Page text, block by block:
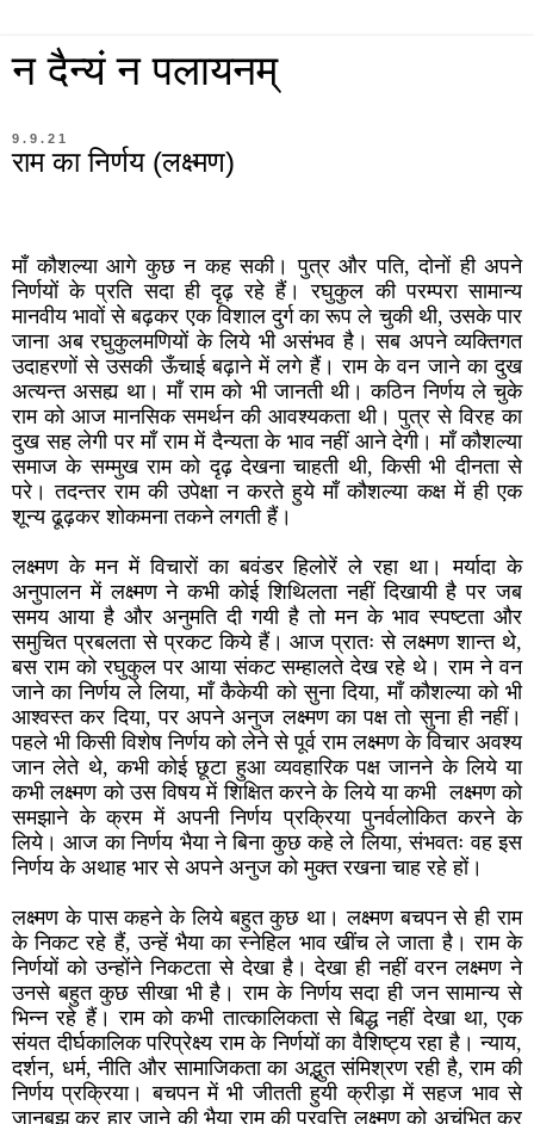
न दैन्यं न पलायनम्
9.9.21
राम का निर्णय (लक्ष्मण)
माँ कौशल्या आगे कुछ न कह सकी। पुत्र और पति, दोनों ही अपने
निर्णयों के प्रति सदा ही दृढ़ रहे हैं। रघुकुल की परम्परा सामान्य
मानवीय भावों से बढ़कर एक विशाल दुर्ग का रूप ले चुकी थी, उसके पार
जाना अब रघुकुलमणियों के लिये भी असंभव है। सब अपने व्यक्तिगत
उदाहरणों से उसकी ऊँचाई बढ़ाने में लगे हैं। राम के वन जाने का दुख
अत्यन्त असह्य था। माँ राम को भी जानती थी। कठिन निर्णय ले चुके
राम को आज मानसिक समर्थन की आवश्यकता थी। पुत्र से विरह का
दुख सह लेगी पर माँ राम में दैन्यता के भाव नहीं आने देगी। माँ कौशल्या
समाज के सम्मुख राम को दृढ़ देखना चाहती थी, किसी भी दीनता से
परे। तदन्तर राम की उपेक्षा न करते हुये माँ कौशल्या कक्ष में ही एक
शून्य ढूढ़कर शोकमना तकने लगती हैं।
लक्ष्मण के मन में विचारों का बवंडर हिलोरें ले रहा था। मर्यादा के
अनुपालन में लक्ष्मण ने कभी कोई शिथिलता नहीं दिखायी है पर जब
समय आया है और अनुमति दी गयी है तो मन के भाव स्पष्टता और
समुचित प्रबलता से प्रकट किये हैं। आज प्रातः से लक्ष्मण शान्त थे,
बस राम को रघुकुल पर आया संकट सम्हालते देख रहे थे। राम ने वन
जाने का निर्णय ले लिया, माँ कैकेयी को सुना दिया, माँ कौशल्या को भी
आश्वस्त कर दिया, पर अपने अनुज लक्ष्मण का पक्ष तो सुना ही नहीं।
पहले भी किसी विशेष निर्णय को लेने से पूर्व राम लक्ष्मण के विचार अवश्य
जान लेते थे, कभी कोई छूटा हुआ व्यवहारिक पक्ष जानने के लिये या
कभी लक्ष्मण को उस विषय में शिक्षित करने के लिये या कभी लक्ष्मण को
समझाने के क्रम में अपनी निर्णय प्रक्रिया पुनर्वलोकित करने के
लिये। आज का निर्णय भैया ने बिना कुछ कहे ले लिया, संभवतः वह इस
निर्णय के अथाह भार से अपने अनुज को मुक्त रखना चाह रहे हों।
लक्ष्मण के पास कहने के लिये बहुत कुछ था। लक्ष्मण बचपन से ही राम
के निकट रहे हैं, उन्हें भैया का स्नेहिल भाव खींच ले जाता है। राम के
निर्णयों को उन्होंने निकटता से देखा है। देखा ही नहीं वरन लक्ष्मण ने
उनसे बहुत कुछ सीखा भी है। राम के निर्णय सदा ही जन सामान्य से
भिन्न रहे हैं। राम को कभी तात्कालिकता से बिद्ध नहीं देखा था, एक
संयत दीर्घकालिक परिप्रेक्ष्य राम के निर्णयों का वैशिष्ट्य रहा है। न्याय,
दर्शन, धर्म, नीति और सामाजिकता का अद्भुत संमिश्रण रही है, राम की
निर्णय प्रक्रिया। बचपन में भी जीतती हुयी क्रीड़ा में सहज भाव से
जानबूझ कर हार जाने की भैया राम की प्रवृत्ति लक्ष्मण को अचंभित कर